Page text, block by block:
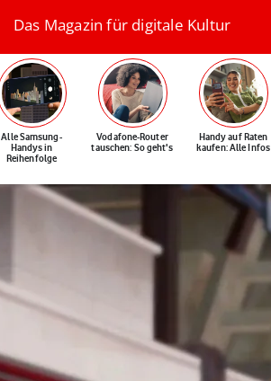
Das Magazin für digitale Kultur
Alle Samsung-
Handys in
Reihenfolge
Vodafone-Router
tauschen: So geht's
Handy auf Raten
kaufen: Alle Infos